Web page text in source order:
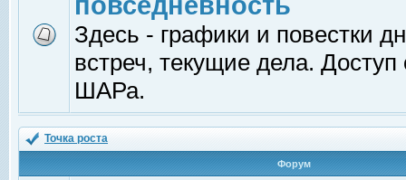
Здесь - графики и повестки
встреч, текущие дела.
ШАРа.
Точка роста
Форум